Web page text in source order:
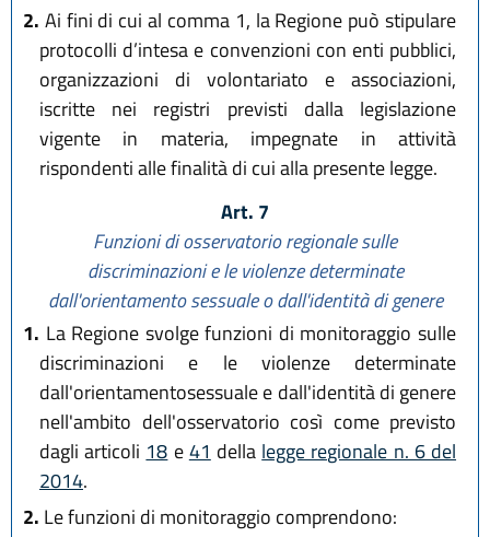
2. Ai fini di cui al comma 1, la Regione può stipulare
protocolli d’intesa e convenzioni con enti pubblici,
organizzazioni di volontariato e associazioni,
iscritte nei registri previsti dalla legislazione
vigente in materia, impegnate in attività
rispondenti alle finalità di cui alla presente legge.
Art. 7
Funzioni di osservatorio regionale sulle
discriminazioni e le violenze determinate
dall'orientamento sessuale o dall'identità di genere
1. La Regione svolge funzioni di monitoraggio sulle
discriminazioni e le violenze determinate
dall'orientamentosessuale e dall'identità di genere
nell'ambito dell'osservatorio così come previsto
dagli articoli 18 e41 della legge regionale n. 6 del
2014.
2. Le funzioni di monitoraggio comprendono: